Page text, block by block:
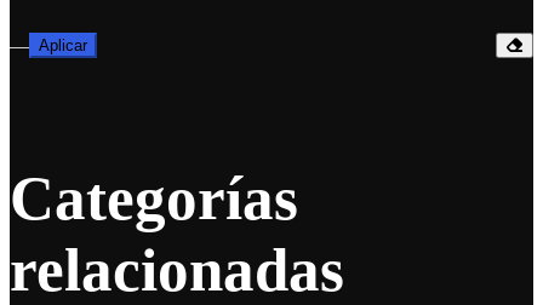
— Aplicar
Categorías
relacionadas